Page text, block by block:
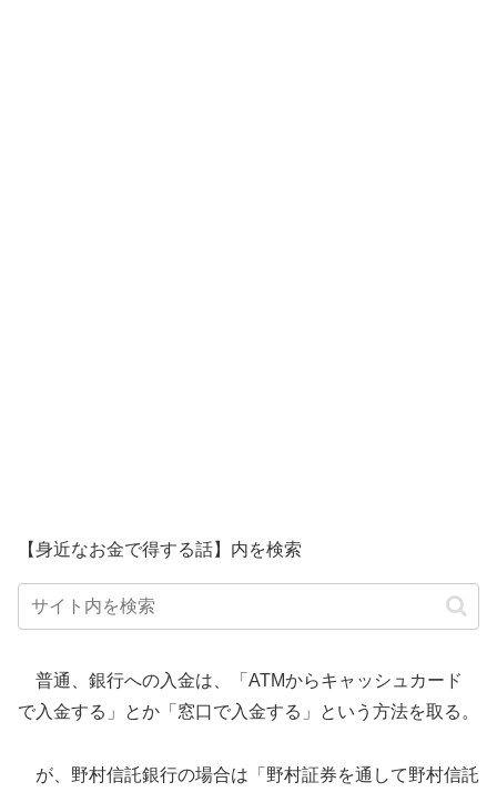
【身近なお金で得する話】内を検索
普通、銀行への入金は、「ATMからキャッシュカード
で入金する」とか「窓口で入金する」という方法を取る。
が、野村信託銀行の場合は「野村証券を通して野村信託